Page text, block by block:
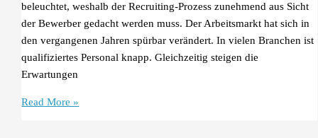
beleuchtet, weshalb der Recruiting-Prozess zunehmend aus Sicht
der Bewerber gedacht werden muss. Der Arbeitsmarkt hat sich in
den vergangenen Jahren spürbar verändert. In vielen Branchen ist
qualifiziertes Personal knapp. Gleichzeitig steigen die
Erwartungen
Candidate
Read More »